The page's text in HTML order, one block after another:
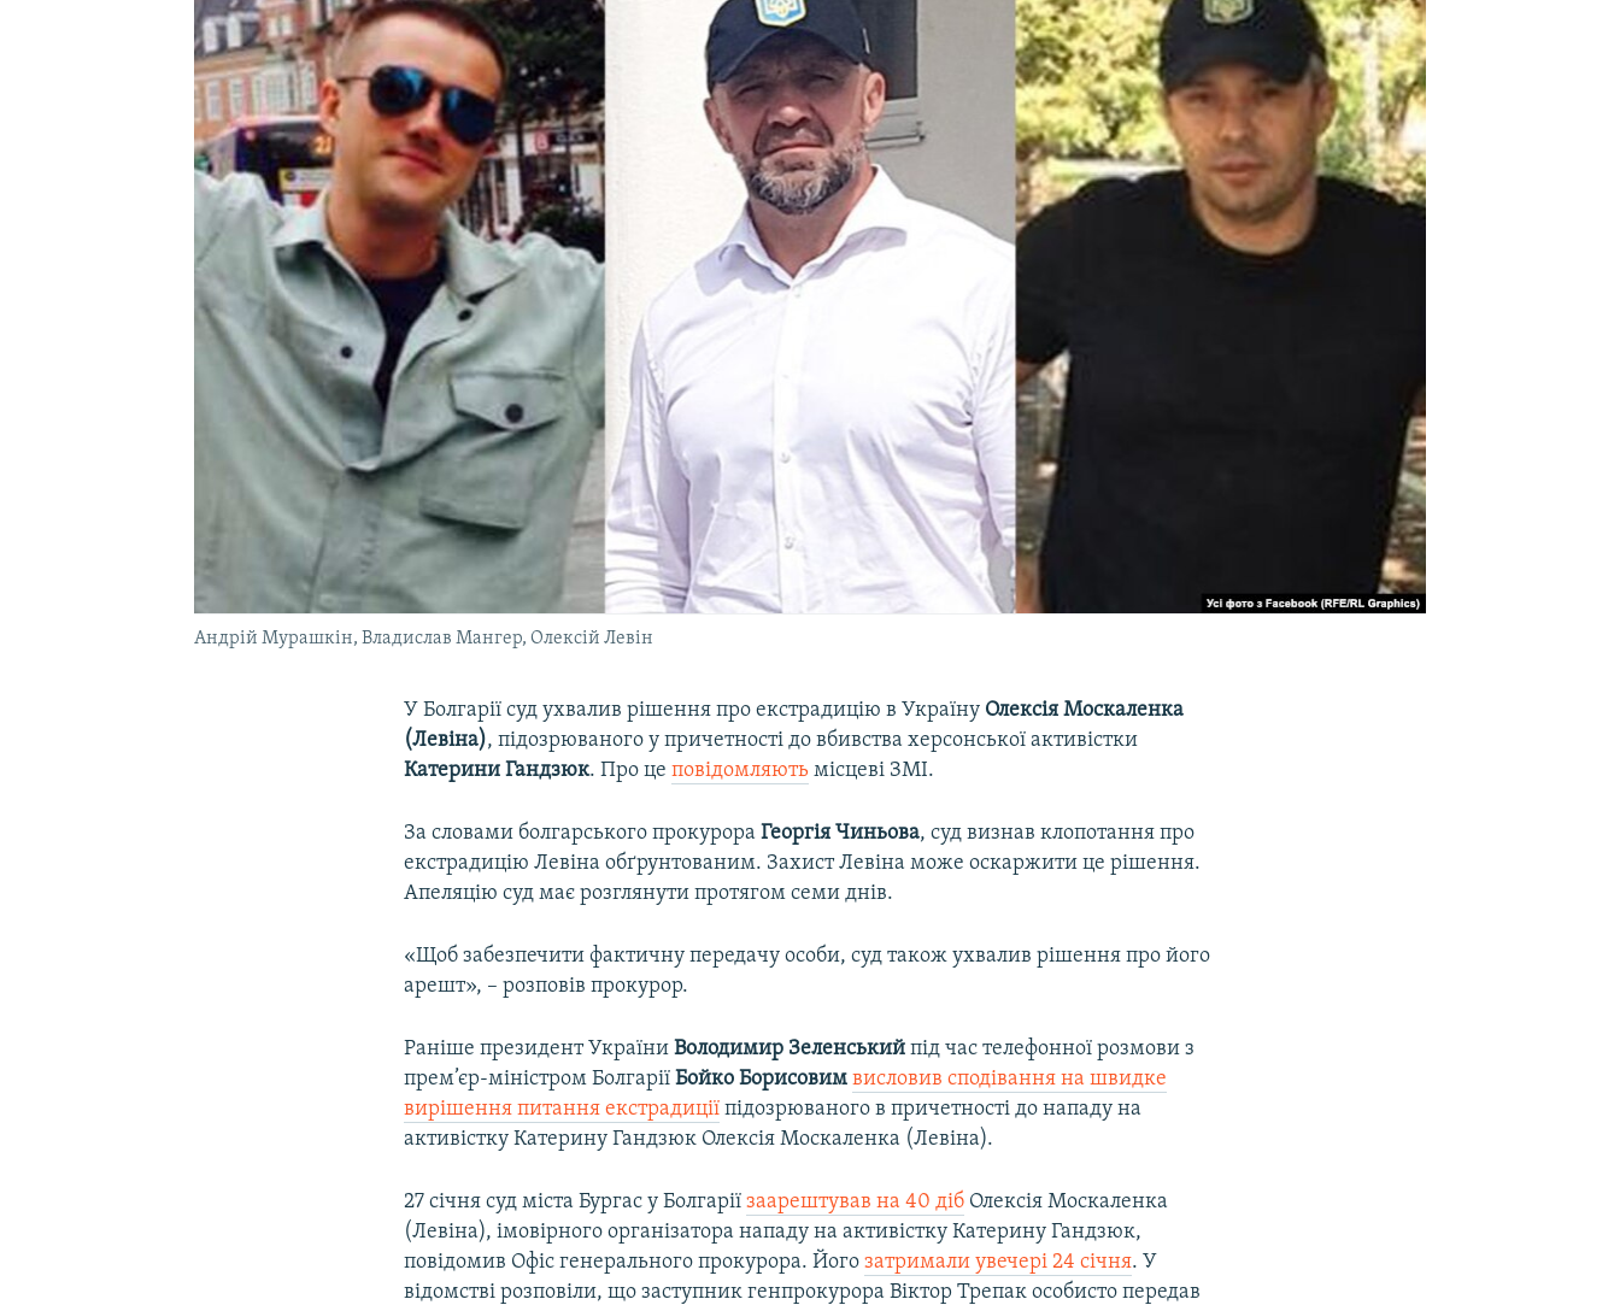
УКРАЇНСЬКА ПРОБЛЕМА КРИМУ
Андрій Мурашкін, Владислав Мангер, Олексій Левін
У Болгарії суд ухвалив рішення про екстрадицію в Україну Олексія Москаленка
(Левіна), підозрюваного у причетності до вбивства херсонської активістки
Катерини Гандзюк. Про цеповідомляють місцеві ЗМІ.
За словами болгарського прокурораГеоргія Чиньова, суд визнав клопотання про
екстрадицію Левіна обґрунтованим. Захист Левіна може оскаржити це рішення.
Апеляцію суд має розглянути протягом семи днів.
«Щоб забезпечити фактичну передачу особи, суд також ухвалив рішення про його
арешт», – розповів прокурор.
Раніше президент УкраїниВолодимир Зеленськийпід час телефонної розмови з
прем’єр-міністром БолгаріїБойко Борисовим висловив сподівання на швидке
вирішення питання екстрадиції підозрюваного в причетності до нападу на
активістку Катерину Гандзюк Олексія Москаленка (Левіна).
27 січня суд міста Бургас у Болгаріїзаарештував на 40 діб Олексія Москаленка
(Левіна), імовірного організатора нападу на активістку Катерину Гандзюк,
повідомив Офіс генерального прокурора. Йогозатримали увечері 24 січня. У
відомстві розповіли, що заступник генпрокурора Віктор Трепак особисто передав